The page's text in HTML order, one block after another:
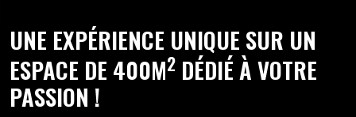
UNE EXPÉRIENCE UNIQUE SUR UN
ESPACE DE 400M2 DÉDIÉ À VOTRE
PASSION !